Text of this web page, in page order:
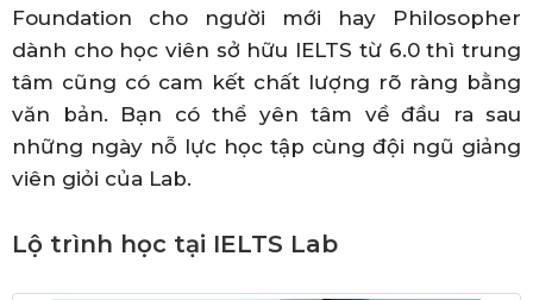
Foundation cho người mới hay Philosopher
dành cho học viên sở hữu IELTS từ 6.0 thì trung
tâm cũng có cam kết chất lượng rõ ràng bằng
văn bản. Bạn có thể yên tâm về đầu ra sau
những ngày nỗ lực học tập cùng đội ngũ giảng
viên giỏi của Lab.
Lộ trình học tại IELTS Lab